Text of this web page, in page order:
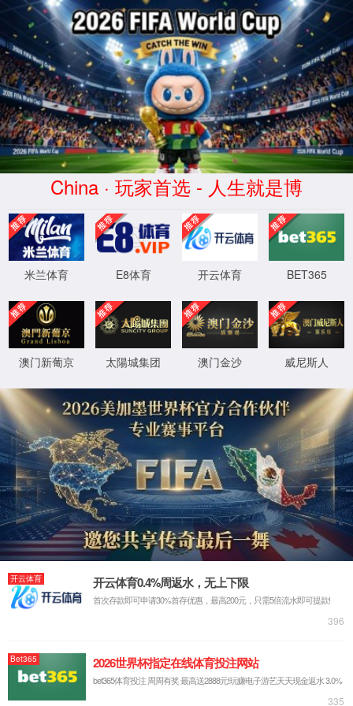
建言献策
首页 >建言献策
标题：
内容：
提交
中国·老百汇(4001)有限公司-官方网站
地址：海南省海口市滨海大道103号财富广场
传真：0898-68923986
邮箱：info@hirub.cn
海垦控股集团企业网站集群